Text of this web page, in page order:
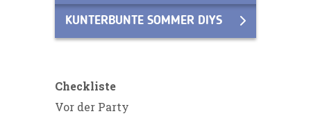
KUNTERBUNTE SOMMER DIYS
Checkliste
Vor der Party